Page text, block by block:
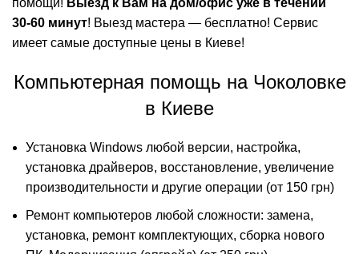
помощи! Выезд к Вам на дом/офис уже в течении
30-60 минут! Выезд мастера — бесплатно! Сервис
имеет самые доступные цены в Киеве!
Компьютерная помощь на Чоколовке
в Киеве
Установка Windows любой версии, настройка,
установка драйверов, восстановление, увеличение
производительности и другие операции (от 150 грн)
Ремонт компьютеров любой сложности: замена,
установка, ремонт комплектующих, сборка нового